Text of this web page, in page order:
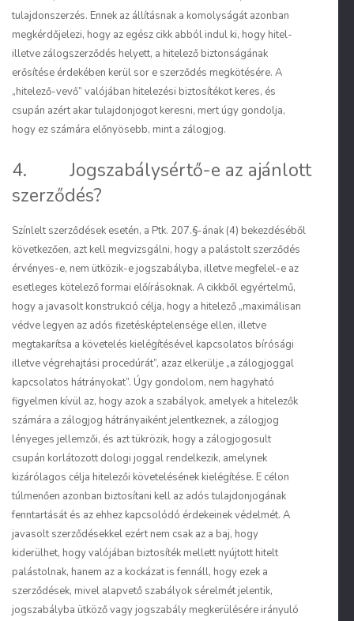
tulajdonszerzés. Ennek az állításnak a komolyságát azonban
megkérdőjelezi, hogy az egész cikk abból indul ki, hogy hitel-
illetve zálogszerződés helyett, a hitelező biztonságának
erősítése érdekében kerül sor e szerződés megkötésére. A
„hitelező-vevő” valójában hitelezési biztosítékot keres, és
csupán azért akar tulajdonjogot keresni, mert úgy gondolja,
hogy ez számára előnyösebb, mint a zálogjog.
4. Jogszabálysértő-e az ajánlott
szerződés?
Színlelt szerződések esetén, a Ptk. 207.§-ának (4) bekezdéséből
következően, azt kell megvizsgálni, hogy a palástolt szerződés
érvényes-e, nem ütközik-e jogszabályba, illetve megfelel-e az
esetleges kötelező formai előírásoknak. A cikkből egyértelmű,
hogy a javasolt konstrukció célja, hogy a hitelező „maximálisan
védve legyen az adós fizetésképtelensége ellen, illetve
megtakarítsa a követelés kielégítésével kapcsolatos bírósági
illetve végrehajtási procedúrát”, azaz elkerülje „a zálogjoggal
kapcsolatos hátrányokat”. Úgy gondolom, nem hagyható
figyelmen kívül az, hogy azok a szabályok, amelyek a hitelezők
számára a zálogjog hátrányaiként jelentkeznek, a zálogjog
lényeges jellemzői, és azt tükrözik, hogy a zálogjogosult
csupán korlátozott dologi joggal rendelkezik, amelynek
kizárólagos célja hitelezői követelésének kielégítése. E célon
túlmenően azonban biztosítani kell az adós tulajdonjogának
fenntartását és az ehhez kapcsolódó érdekeinek védelmét. A
javasolt szerződésekkel ezért nem csak az a baj, hogy
kiderülhet, hogy valójában biztosíték mellett nyújtott hitelt
palástolnak, hanem az a kockázat is fennáll, hogy ezek a
szerződések, mivel alapvető szabályok sérelmét jelentik,
jogszabályba ütköző vagy jogszabály megkerülésére irányuló